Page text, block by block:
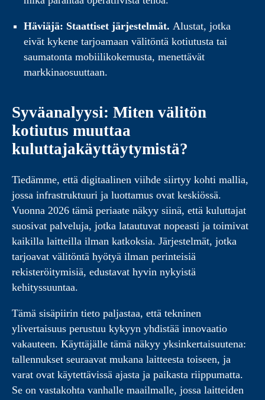
Häviäjä: Staattiset järjestelmät. Alustat, jotka
eivät kykene tarjoamaan välitöntä kotiutusta tai
saumatonta mobiilikokemusta, menettävät
markkinaosuuttaan.
Syväanalyysi: Miten välitön
kotiutus muuttaa
kuluttajakäyttäytymistä?
Tiedämme, että digitaalinen viihde siirtyy kohti mallia,
jossa infrastruktuuri ja luottamus ovat keskiössä.
Vuonna 2026 tämä periaate näkyy siinä, että kuluttajat
suosivat palveluja, jotka latautuvat nopeasti ja toimivat
kaikilla laitteilla ilman katkoksia. Järjestelmät, jotka
tarjoavat välitöntä hyötyä ilman perinteisiä
rekisteröitymisiä, edustavat hyvin nykyistä
kehityssuuntaa.
Tämä sisäpiirin tieto paljastaa, että tekninen
ylivertaisuus perustuu kykyyn yhdistää innovaatio
vakauteen. Käyttäjälle tämä näkyy yksinkertaisuutena:
tallennukset seuraavat mukana laitteesta toiseen, ja
varat ovat käytettävissä ajasta ja paikasta riippumatta.
Se on vastakohta vanhalle maailmalle, jossa laitteiden